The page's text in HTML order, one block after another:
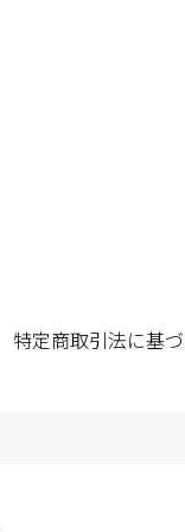
特定商取引法に基